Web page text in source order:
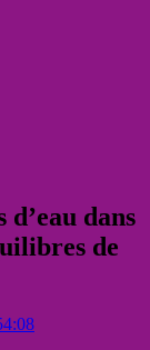
dans
de